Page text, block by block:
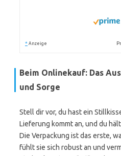
* Anzeige
Beim Onlinekauf: Das
und Sorge
Stell dir vor, du hast ein
Lieferung kommt an, und du
Die Verpackung ist das erste,
fühlt sie sich robust an und